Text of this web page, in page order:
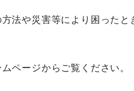
法や災害等により困ったと
ページからご覧ください。